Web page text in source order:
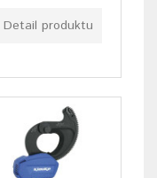
Detail produktu